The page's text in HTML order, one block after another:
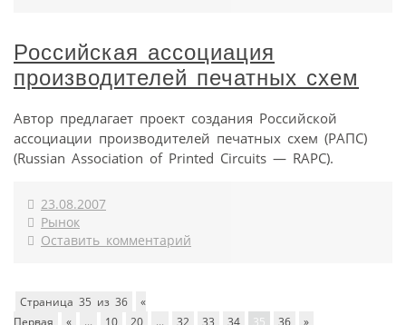
Российская ассоциация
производителей печатных схем
Автор предлагает проект создания Российской
ассоциации производителей печатных схем (РАПС)
(Russian Association of Printed Circuits — RAPC).
23.08.2007
Рынок
Оставить комментарий
Страница 35 из 36
«